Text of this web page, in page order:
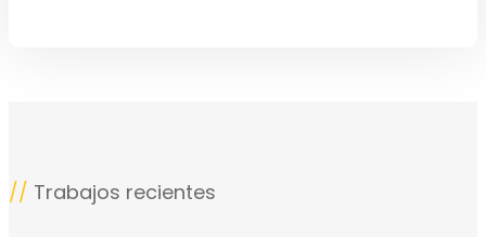
// Trabajos recientes